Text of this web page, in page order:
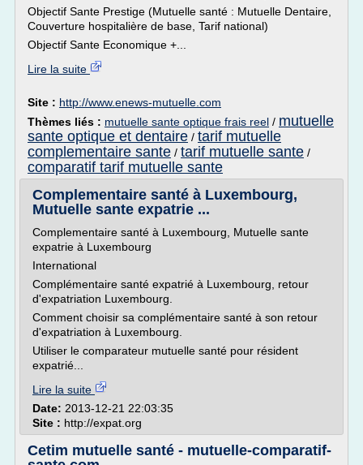
Objectif Sante Prestige (Mutuelle santé : Mutuelle Dentaire,
Couverture hospitalière de base, Tarif national)
Objectif Sante Economique +...
Lire la suite
Site : http://www.enews-mutuelle.com
Thèmes liés : mutuelle sante optique frais reel / mutuelle
sante optique et dentaire / tarif mutuelle
complementaire sante / tarif mutuelle sante /
comparatif tarif mutuelle sante
Complementaire santé à Luxembourg,
Mutuelle sante expatrie ...
Complementaire santé à Luxembourg, Mutuelle sante
expatrie à Luxembourg
International
Complémentaire santé expatrié à Luxembourg, retour
d'expatriation Luxembourg.
Comment choisir sa complémentaire santé à son retour
d'expatriation à Luxembourg.
Utiliser le comparateur mutuelle santé pour résident
expatrié...
Lire la suite
Date: 2013-12-21 22:03:35
Site : http://expat.org
Cetim mutuelle santé - mutuelle-comparatif-